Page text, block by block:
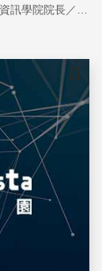
儲存